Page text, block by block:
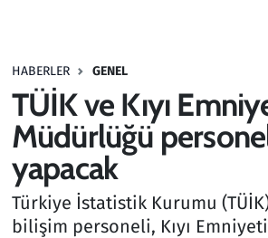
HABERLER GENEL
TÜİK ve Kıyı
Müdürlüğü personel
yapacak
Türkiye İstatistik Kurumu
bilişim personeli, Kıyı
Haber
Kültür Sanat
Kurumsal Haberler
Lezzet Durağı